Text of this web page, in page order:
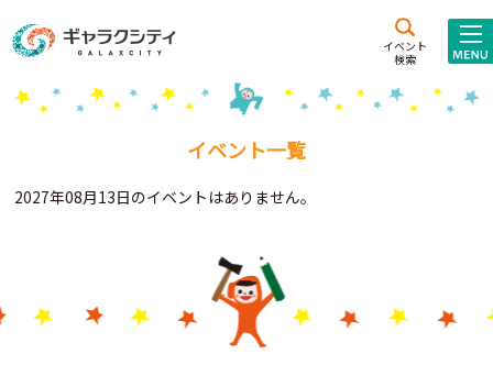
イベント
検索
施設案内
こども
西新井
施設･
Gがくえん
イベント一覧
2027年08月13日のイベントはありません。